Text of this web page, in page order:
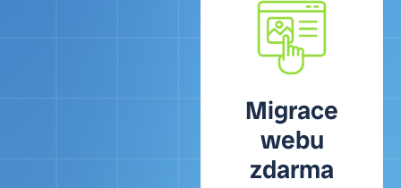
Migrace
webu
zdarma